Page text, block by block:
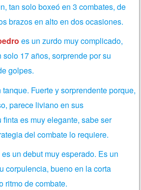
tan solo boxeó en 3 combates, de
brazos en alto en dos ocasiones.
es un zurdo muy complicado,
17 años, sorprende por su
golpes.
tanque. Fuerte y sorprendente porque,
parece liviano en sus
es muy elegante, sabe ser
del combate lo requiere.
es un debut muy esperado. Es un
corpulencia, bueno en la corta
ritmo de combate.